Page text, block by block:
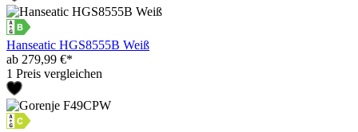
Hanseatic HGS8555B Weiß
ab 279,99 €*
1 Preis vergleichen